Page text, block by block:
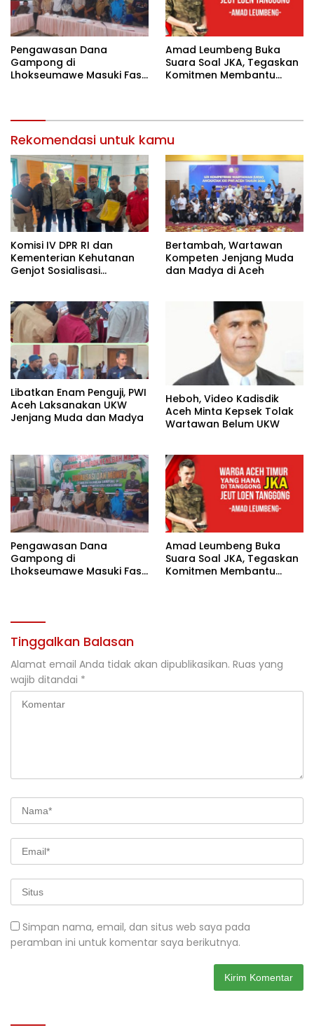
Pengawasan Dana
Gampong di
Lhokseumawe Masuki Fase
Amad Leumbeng Buka
Suara Soal JKA, Tegaskan
Komitmen Membantu
Rekomendasi untuk kamu
Komisi IV DPR RI dan
Kementerian Kehutanan
Genjot Sosialisasi
Bertambah, Wartawan
Kompeten Jenjang Muda
dan Madya di Aceh
Libatkan Enam Penguji, PWI
Aceh Laksanakan UKW
Jenjang Muda dan Madya
Heboh, Video Kadisdik
Aceh Minta Kepsek Tolak
Wartawan Belum UKW
Pengawasan Dana
Gampong di
Lhokseumawe Masuki Fase
Amad Leumbeng Buka
Suara Soal JKA, Tegaskan
Komitmen Membantu
Tinggalkan Balasan
Alamat email Anda tidak akan dipublikasikan. Ruas yang
wajib ditandai *
Simpan nama, email, dan situs web saya pada
peramban ini untuk komentar saya berikutnya.